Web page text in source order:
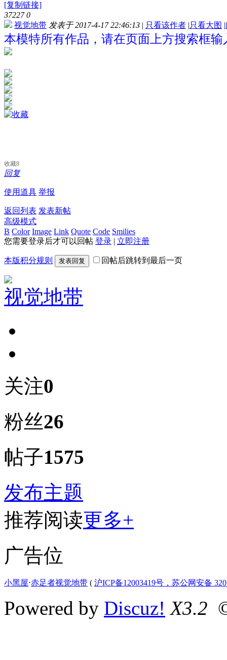
[复制链接]
37227 0
视觉地带 发表于 2017-4-17 22:46:13 | 只看该作者 |只看大图 |
本模特所有作品，请在页面上方搜索框输
收藏8
回复
使用道具 举报
返回列表 发表新帖
高级模式
B Color Image Link Quote Code Smilies
您需要登录后才可以回帖 登录 | 立即注册
本版积分规则 发表回复 回帖后跳转到最后一页
视觉地带
关注0
粉丝26
帖子1575
发布主题
推荐阅读更多+
广告位
小黑屋⋅赤足者视觉地带 ( 沪ICP备12003419号，苏公网安备
Powered by Discuz! X3.2